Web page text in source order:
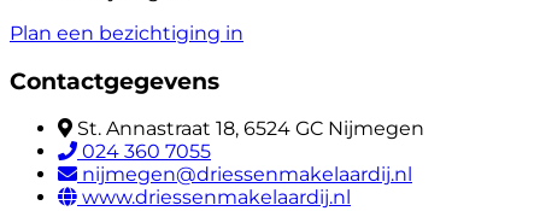
Plan een bezichtiging in
Contactgegevens
St. Annastraat 18, 6524 GC Nijmegen
024 360 7055
nijmegen@driessenmakelaardij.nl
www.driessenmakelaardij.nl